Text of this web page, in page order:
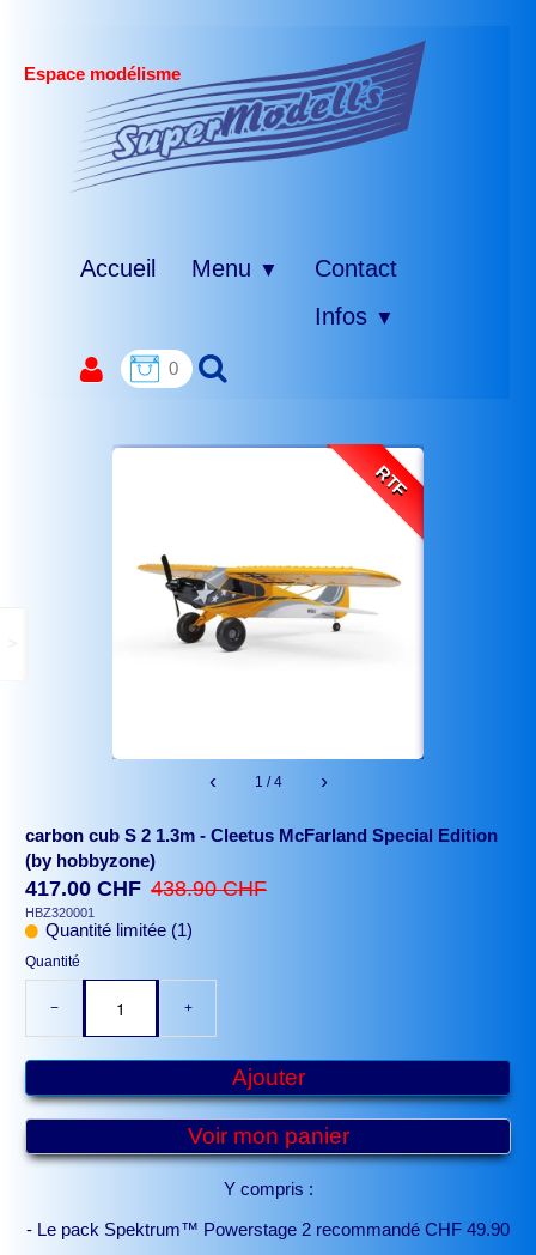
Espace modélisme
Accueil Menu ▼
Contact
Infos ▼
0
RTF
‹ 1 / 4 ›
carbon cub S 2 1.3m - Cleetus McFarland Special Edition
(by hobbyzone)
417.00 CHF 438.90 CHF
HBZ320001
Quantité limitée (1)
Quantité
− +
Ajouter
Voir mon panier
Y compris :
- Le pack Spektrum™ Powerstage 2 recommandé CHF 49.90